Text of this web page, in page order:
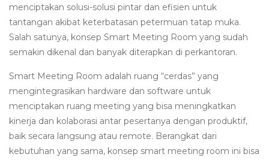
menciptakan solusi-solusi pintar dan efisien untuk
tantangan akibat keterbatasan petermuan tatap muka.
Salah satunya, konsep Smart Meeting Room yang sudah
semakin dikenal dan banyak diterapkan di perkantoran.
Smart Meeting Room adalah ruang “cerdas” yang
mengintegrasikan hardware dan software untuk
menciptakan ruang meeting yang bisa meningkatkan
kinerja dan kolaborasi antar pesertanya dengan produktif,
baik secara langsung atau remote. Berangkat dari
kebutuhan yang sama, konsep smart meeting room ini bisa